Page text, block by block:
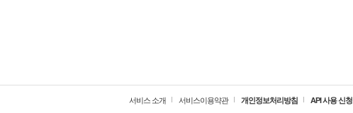
서비스 소개 서비스이용약관 개인정보처리방침 API 사용 신청